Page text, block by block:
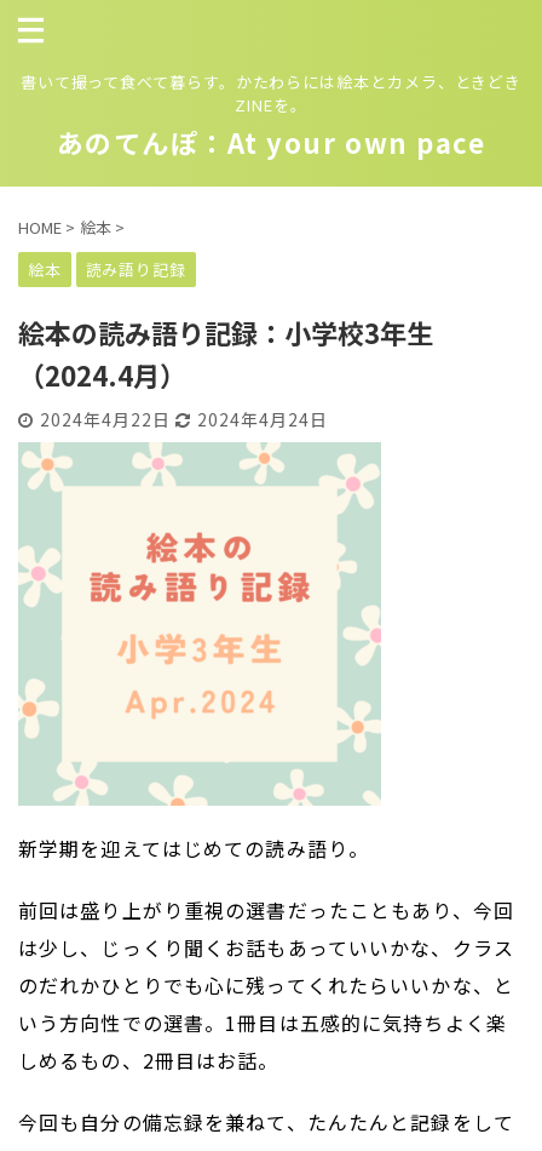
書いて撮って食べて暮らす。かたわらには絵本とカメラ、ときどき
ZINEを。
あのてんぽ：At your own pace
HOME > 絵本 >
絵本
読み語り記録
絵本の読み語り記録：小学校3年生
（2024.4月）
2024年4月22日 2024年4月24日
新学期を迎えてはじめての読み語り。
前回は盛り上がり重視の選書だったこともあり、今回
は少し、じっくり聞くお話もあっていいかな、クラス
のだれかひとりでも心に残ってくれたらいいかな、と
いう方向性での選書。1冊目は五感的に気持ちよく楽
しめるもの、2冊目はお話。
今回も自分の備忘録を兼ねて、たんたんと記録をして